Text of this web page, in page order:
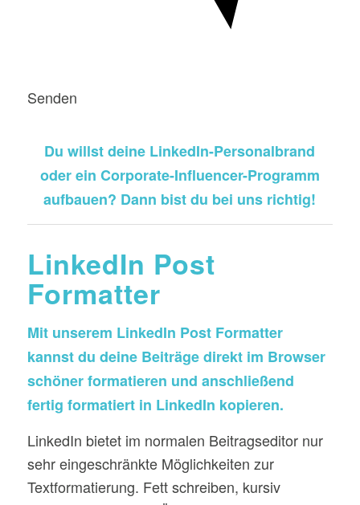
Senden
Du willst deine LinkedIn-Personalbrand
oder ein Corporate-Influencer-Programm
aufbauen? Dann bist du bei uns richtig!
LinkedIn Post
Formatter
Mit unserem LinkedIn Post Formatter
kannst du deine Beiträge direkt im Browser
schöner formatieren und anschließend
fertig formatiert in LinkedIn kopieren.
LinkedIn bietet im normalen Beitragseditor nur
sehr eingeschränkte Möglichkeiten zur
Textformatierung. Fett schreiben, kursiv